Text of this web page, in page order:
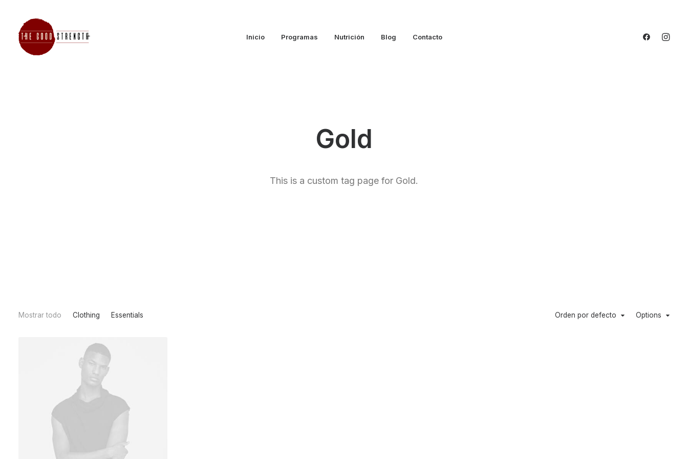
Inicio Programas Nutrición Blog Contacto
Gold
This is a custom tag page for Gold.
Mostrar todo Clothing Essentials Orden por defecto Options